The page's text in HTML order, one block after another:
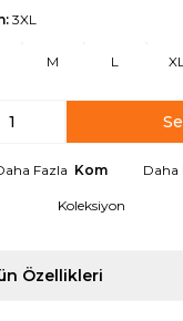
3XL
M L
Fazla Kom Daha
Koleksiyon
Özellikleri